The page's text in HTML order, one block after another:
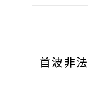
首波非